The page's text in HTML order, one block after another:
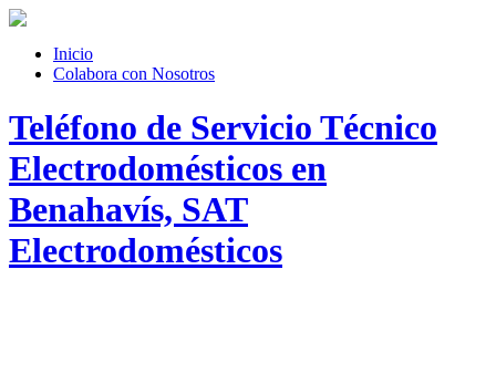
Inicio
Colabora con Nosotros
Teléfono de Servicio Técnico
Electrodomésticos en
Benahavís, SAT
Electrodomésticos